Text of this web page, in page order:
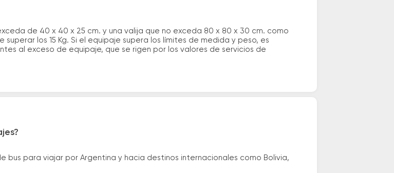
de 40 x 40 x 25 cm. y una valija que no exceda 80 x 80 x 30 cm. como
los 15 Kg. Si el equipaje supera los límites de medida y peso, es
al exceso de equipaje, que se rigen por los valores de servicios de
bus para viajar por Argentina y hacia destinos internacionales como Bolivia,